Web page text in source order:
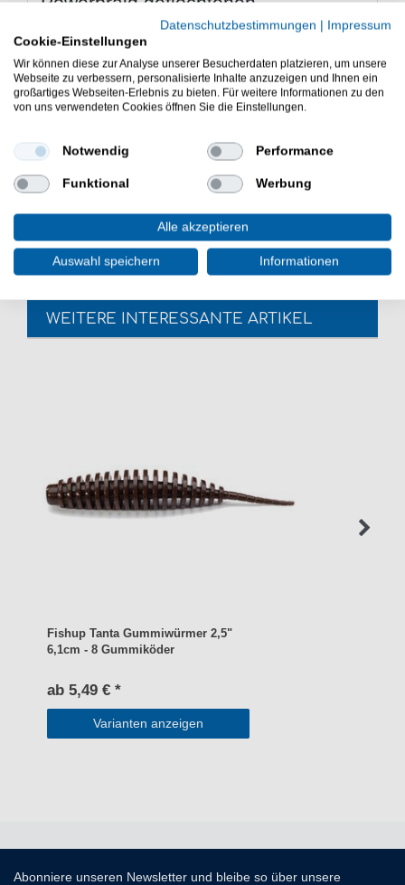
Geflochtene Angelschnur zum Spinnfischen
Farbe wie abgebildet: Orange
4xfach geflochten
sehr abriebfest
gewählter Variante
Die Zeck Predator Powerbraid geflochtene Angelschnur
gut zum Jiggen mit Gummifischen & Gummijigs.
WEITERE INTERESSANTE ARTIKEL
Fishup Tanta Gummiwürmer 2,5"
6,1cm - 8 Gummiköder
ab 5,49 € *
Varianten anzeigen
Abonniere unseren Newsletter und bleibe so über unsere
Datenschutzbestimmungen | Impressum
Cookie-Einstellungen
Wir können diese zur Analyse unserer Besucherdaten platzieren, um unsere
Webseite zu verbessern, personalisierte Inhalte anzuzeigen und Ihnen ein
großartiges Webseiten-Erlebnis zu bieten. Für weitere Informationen zu den
von uns verwendeten Cookies öffnen Sie die Einstellungen.
Notwendig Performance
Funktional Werbung
Alle akzeptieren
Auswahl speichern Informationen